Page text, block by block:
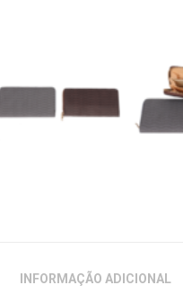
INFORMAÇÃO ADICIONAL